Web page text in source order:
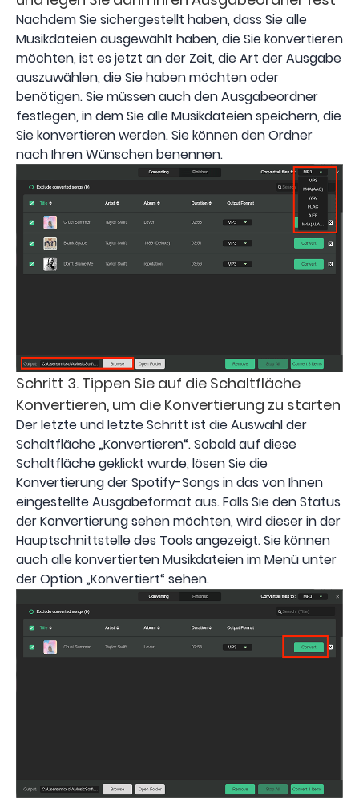
Nachdem Sie sichergestellt haben, dass Sie alle
Musikdateien ausgewählt haben, die Sie konvertieren
möchten, ist es jetzt an der Zeit, die Art der Ausgabe
auszuwählen, die Sie haben möchten oder
benötigen. Sie müssen auch den Ausgabeordner
festlegen, in dem Sie alle Musikdateien speichern, die
Sie konvertieren werden. Sie können den Ordner
nach Ihren Wünschen benennen.
Schritt 3. Tippen Sie auf die Schaltfläche
Konvertieren, um die Konvertierung zu starten
Der letzte und letzte Schritt ist die Auswahl der
Schaltfläche „Konvertieren“. Sobald auf diese
Schaltfläche geklickt wurde, lösen Sie die
Konvertierung der Spotify-Songs in das von Ihnen
eingestellte Ausgabeformat aus. Falls Sie den Status
der Konvertierung sehen möchten, wird dieser in der
Hauptschnittstelle des Tools angezeigt. Sie können
auch alle konvertierten Musikdateien im Menü unter
der Option „Konvertiert“ sehen.